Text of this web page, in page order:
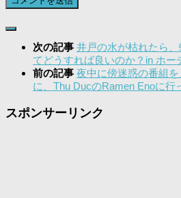
次の記事 井戸の水が枯れたら
てどうすれば良いのか？in ホー
前の記事 夜中に傍迷惑の番組
に、Thu DucのRamen Enoに行
スポンサーリンク